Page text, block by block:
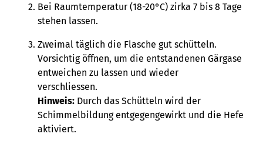
Bei Raumtemperatur (18-20°C) zirka 7 bis 8 Tage
stehen lassen.
Zweimal täglich die Flasche gut schütteln.
Vorsichtig öffnen, um die entstandenen Gärgase
entweichen zu lassen und wieder
verschliessen.
Hinweis: Durch das Schütteln wird der
Schimmelbildung entgegengewirkt und die Hefe
aktiviert.